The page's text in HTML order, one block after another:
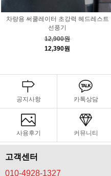
차량용 써쿨레이터 초강력 헤드레스트
선풍기
12,900원
12,390원
공지사항 카톡상담
사용후기 커뮤니티
고객센터
010-4928-1327